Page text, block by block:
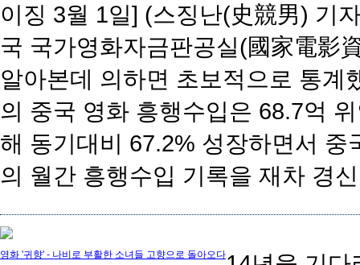
이징 3월 1일] (스징난(史競男) 기
국 국가영화자금판공실(國家電影
알아본데 의하면 초보적으로 통계
의 중국 영화 흥행수입은 68.7억
해 동기대비 67.2% 성장하면서 중
의 월간 흥행수입 기록을 재차 경
영화 '귀향' - 나비로 부활한 소녀들 고향으로 돌아오다